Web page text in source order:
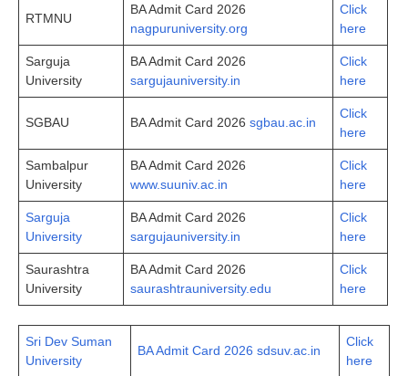
RTMNU
BA Admit Card 2026
nagpuruniversity.org
Click
here
Sarguja
University
BA Admit Card 2026
sargujauniversity.in
Click
here
SGBAU BA Admit Card 2026 sgbau.ac.in
Click
here
Sambalpur
University
BA Admit Card 2026
www.suuniv.ac.in
Click
here
Sarguja
University
BA Admit Card 2026
sargujauniversity.in
Click
here
Saurashtra
University
BA Admit Card 2026
saurashtrauniversity.edu
Click
here
Sri Dev Suman
University
BA Admit Card 2026 sdsuv.ac.in
Click
here